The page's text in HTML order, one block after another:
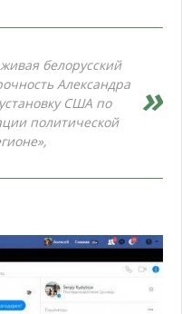
белорусский
Александра
США по
политической